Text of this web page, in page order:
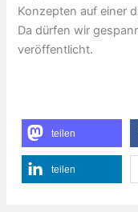
Konzepten auf einer
Da dürfen wir
veröffentlicht.
teilen
teilen